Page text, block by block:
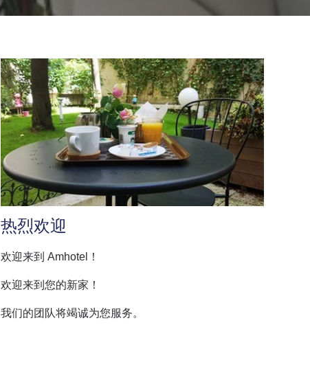
热烈欢迎
欢迎来到 Amhotel！
欢迎来到您的新家！
我们的团队将竭诚为您服务。